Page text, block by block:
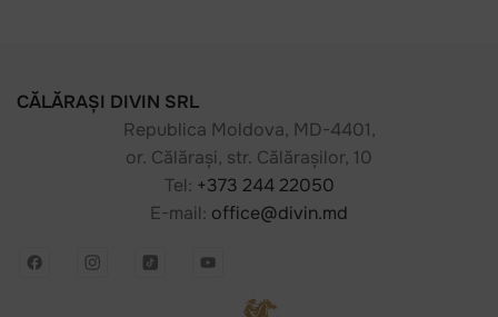
CĂLĂRAȘI DIVIN SRL
Republica Moldova, MD-4401,
or. Călărași, str. Călărașilor, 10
Tel: +373 244 22050
E-mail: office@divin.md